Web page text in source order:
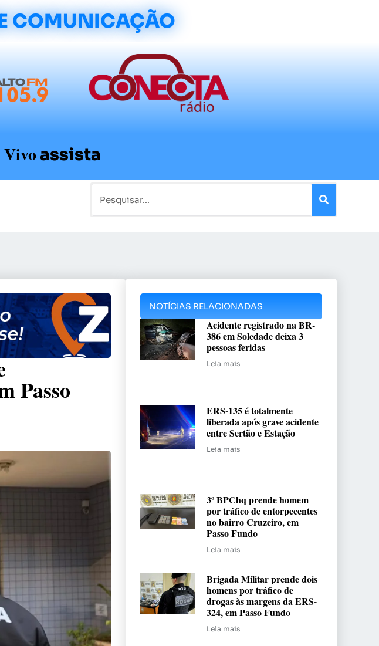
COMUNICAÇÃO
assista
Passo
NOTÍCIAS RELACIONADAS
Acidente registrado na BR-
386 em Soledade deixa 3
pessoas feridas
Leia mais
ERS-135 é totalmente
liberada após grave acidente
entre Sertão e Estação
Leia mais
3º BPChq prende homem
por tráfico de entorpecentes
no bairro Cruzeiro, em
Passo Fundo
Leia mais
Brigada Militar prende dois
homens por tráfico de
drogas às margens da ERS-
324, em Passo Fundo
Leia mais